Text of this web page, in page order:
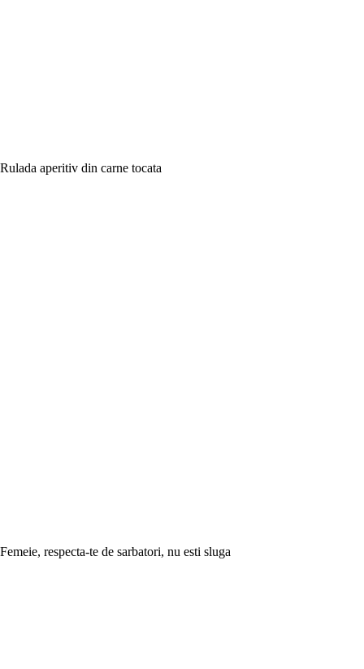
Rulada aperitiv din carne tocata
Femeie, respecta-te de sarbatori, nu esti sluga